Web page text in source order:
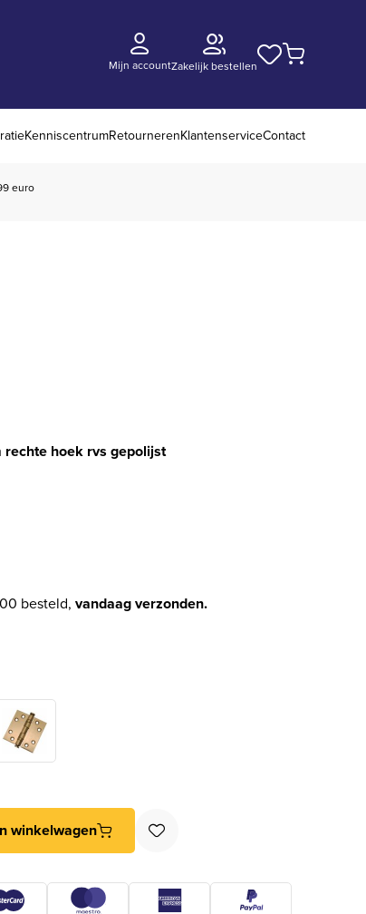
Mijn accountZakelijk bestellen
KenniscentrumRetournerenKlantenserviceContact
euro
hoek rvs gepolijst
prijs was: € 17,21.
is: € 8,70.
besteld, vandaag verzonden.
hoek rvs gepolijst aantal
winkelwagen